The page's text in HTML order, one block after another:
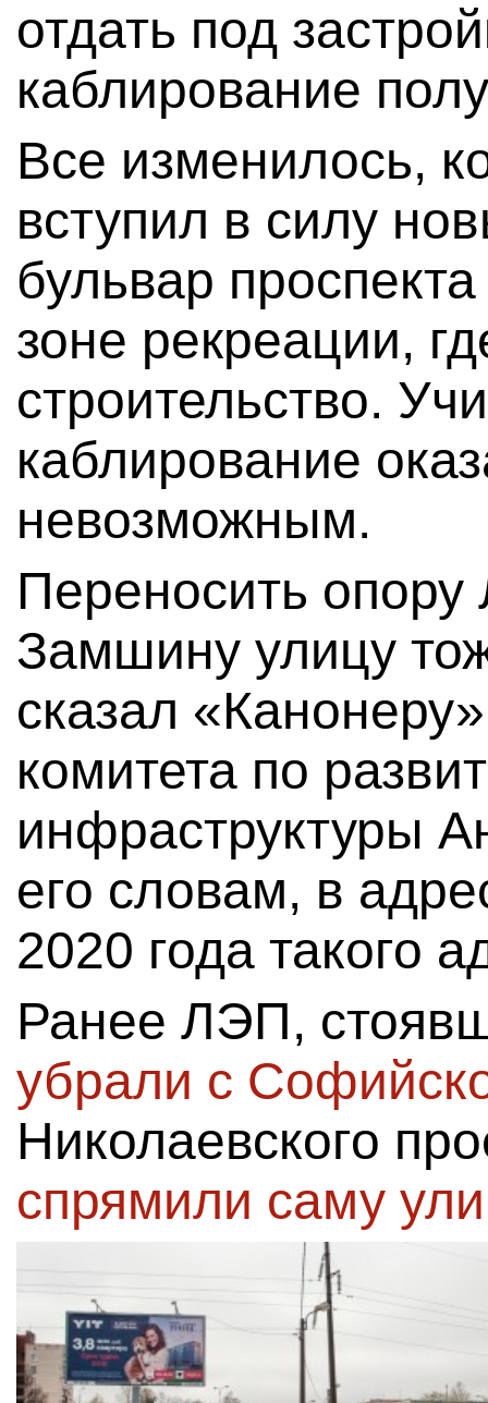
отдать под
каблирование
Все изменилось,
вступил в силу
бульвар
зоне рекреации,
строительство.
каблирование
невозможным.
Переносить
Замшину улицу
сказал
комитета по
инфраструктуры
его словам, в
2020 года такого
Ранее ЛЭП,
убрали с
Николаевского
спрямили саму